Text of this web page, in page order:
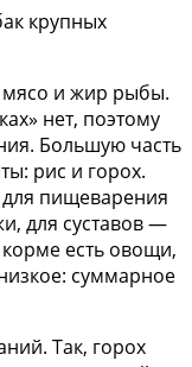
мясо и жир рыбы.
нет, поэтому
Большую часть
рис и горох.
пищеварения
для суставов —
есть овощи,
суммарное
Так, горох